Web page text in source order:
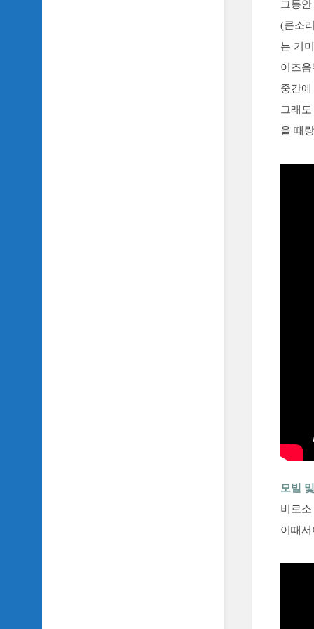
그동
(큰소
는 기
이즈
중간
그래
을 때
모빌
비로
이때